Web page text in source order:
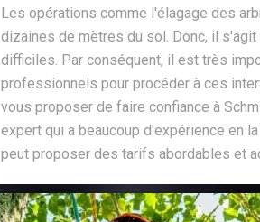
Les opérations comme l'élagage des
dizaines de mètres du sol. Donc, il
difficiles. Par conséquent, il est très
professionnels pour procéder à ces
vous proposer de faire confiance à
expert qui a beaucoup d'expérience en
peut proposer des tarifs abordables et